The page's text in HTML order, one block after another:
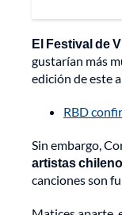
El Festival de
gustarían más
edición de este
RBD
Sin embargo,
artistas
canciones son